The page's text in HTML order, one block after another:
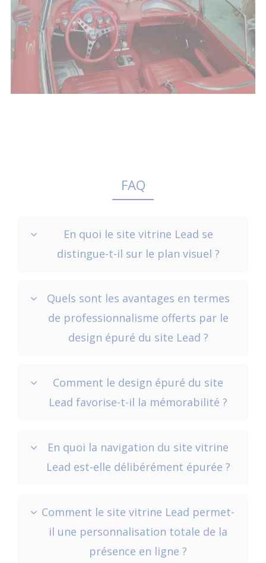
FAQ
En quoi le site vitrine Lead se
distingue-t-il sur le plan visuel ?
Quels sont les avantages en termes
de professionnalisme offerts par le
design épuré du site Lead ?
Comment le design épuré du site
Lead favorise-t-il la mémorabilité ?
En quoi la navigation du site vitrine
Lead est-elle délibérément épurée ?
Comment le site vitrine Lead permet-
il une personnalisation totale de la
présence en ligne ?